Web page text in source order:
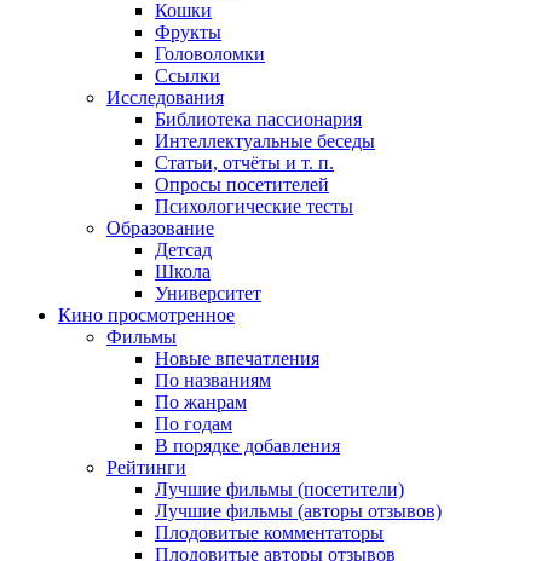
Кошки
Фрукты
Головоломки
Ссылки
Исследования
Библиотека пассионария
Интеллектуальные беседы
Статьи, отчёты и т. п.
Опросы посетителей
Психологические тесты
Образование
Детсад
Школа
Университет
Кино просмотренное
Фильмы
Новые впечатления
По названиям
По жанрам
По годам
В порядке добавления
Рейтинги
Лучшие фильмы (посетители)
Лучшие фильмы (авторы отзывов)
Плодовитые комментаторы
Плодовитые авторы отзывов